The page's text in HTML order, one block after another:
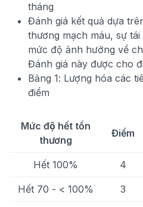
tháng
Đánh giá kết quả dựa
thương mạch máu, sự
mức độ ảnh hưởng về
Đánh giá này được cho
Bảng 1: Lượng hóa các
điểm
Mức độ hết tổn
thương
Điểm
Hết 100% 4
Hết 70 - < 100% 3